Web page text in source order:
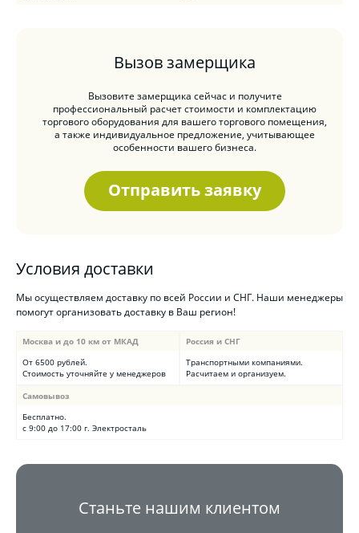
Вызов замерщика
Вызовите замерщика сейчас и получите
профессиональный расчет стоимости и комплектацию
торгового оборудования для вашего торгового помещения,
а также индивидуальное предложение, учитывающее
особенности вашего бизнеса.
Отправить заявку
Условия доставки
Мы осуществляем доставку по всей России и СНГ. Наши менеджеры
помогут организовать доставку в Ваш регион!
Москва и до 10 км от МКАД
От 6500 рублей.
Стоимость уточняйте у менеджеров
Россия и СНГ
Транспортными компаниями.
Расчитаем и организуем.
Самовывоз
Бесплатно.
с 9:00 до 17:00 г. Электросталь
Станьте нашим клиентом